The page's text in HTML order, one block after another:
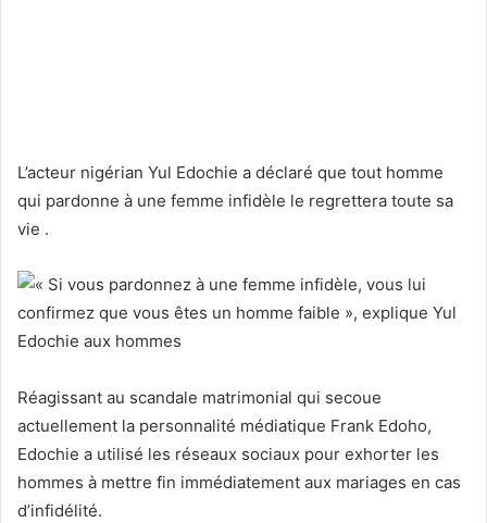
L’acteur nigérian Yul Edochie a déclaré que tout homme
qui pardonne à une femme infidèle le regrettera toute sa
vie .
Réagissant au scandale matrimonial qui secoue
actuellement la personnalité médiatique Frank Edoho,
Edochie a utilisé les réseaux sociaux pour exhorter les
hommes à mettre fin immédiatement aux mariages en cas
d’infidélité.